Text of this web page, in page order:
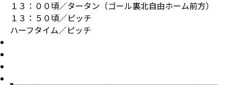
１３：００頃／タータン（ゴール裏北自由ホーム前方）
１３：５０頃／ピッチ
ハーフタイム／ピッチ